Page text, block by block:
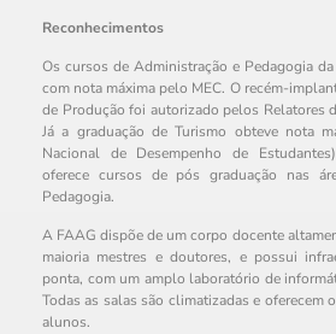
Reconhecimentos
Os cursos de Administração e Pedagogia
com nota máxima pelo MEC. O recém-
de Produção foi autorizado pelos Relatores
Já a graduação de Turismo obteve nota
Nacional de Desempenho de
oferece cursos de pós graduação nas
Pedagogia.
A FAAG dispõe de um corpo docente
maioria mestres e doutores, e possui
ponta, com um amplo laboratório de
Todas as salas são climatizadas e oferecem
alunos.